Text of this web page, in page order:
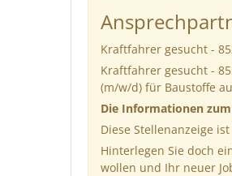
Kraftfahrer gesucht -
Kraftfahrer gesucht -
(m/w/d) für Baustoffe
Die Informationen
Diese Stellenanzeige
Hinterlegen Sie doch
wollen und Ihr neuer